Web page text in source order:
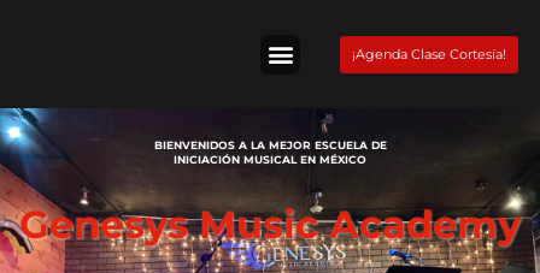
¡Agenda Clase Cortesía!
BIENVENIDOS A LA MEJOR ESCUELA DE
INICIACIÓN MUSICAL EN MÉXICO
Genesys Music Academy